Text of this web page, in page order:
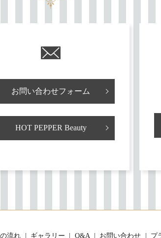
お問い合わせフォーム
HOT PEPPER Beauty
流れ ギャラリー Q&A お問い合わせ プ